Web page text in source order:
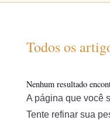
Todos os
Nenhum resultado
A página que você
Tente refinar sua